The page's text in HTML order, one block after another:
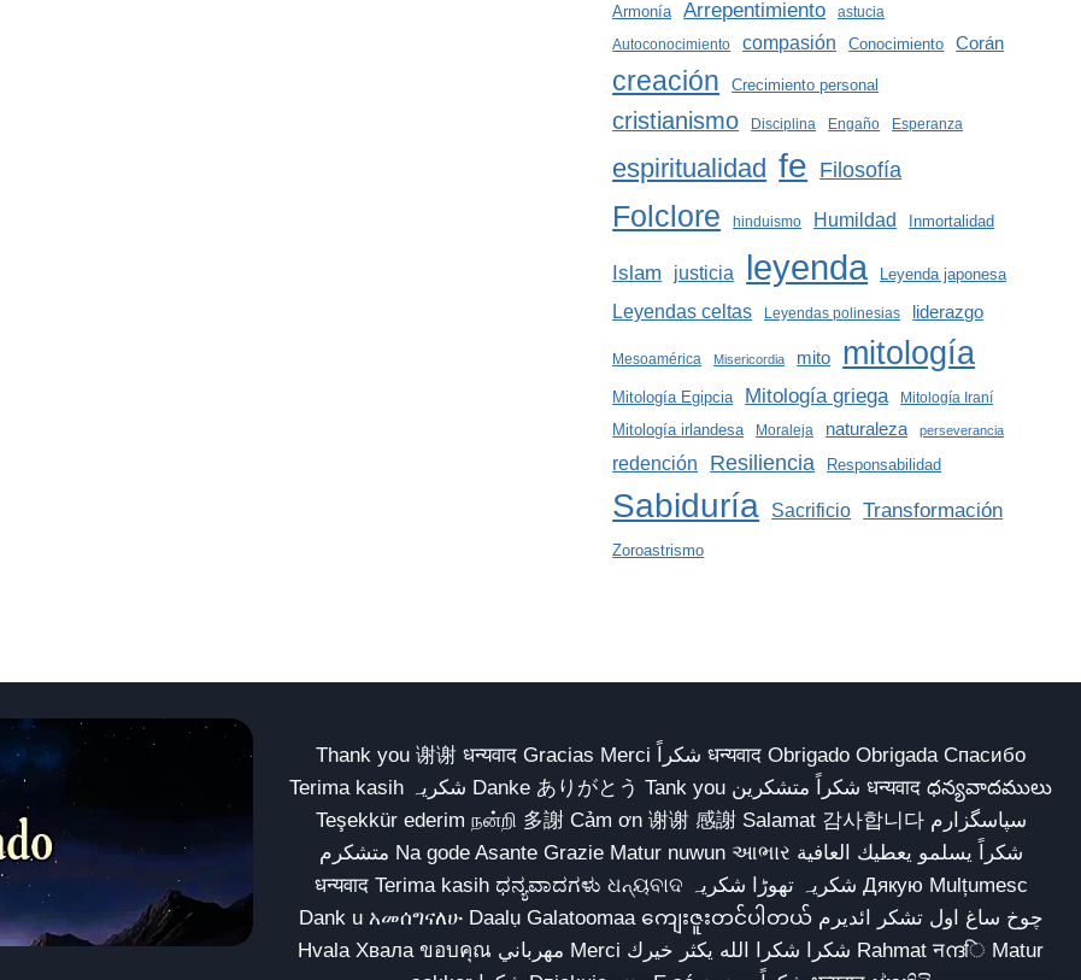
Armonía Arrepentimiento
astucia
Autoconocimiento
compasión Conocimiento Corán
creación Crecimiento personal
cristianismo Disciplina Engaño Esperanza
espiritualidad fe Filosofía
Folclore hinduismo Humildad Inmortalidad
Islam justicia leyenda Leyenda japonesa
Leyendas celtas Leyendas polinesias liderazgo
Mesoamérica Misericordia mito mitología
Mitología Egipcia Mitología griega Mitología Iraní
Mitología irlandesa Moraleja naturaleza perseverancia
redención Resiliencia Responsabilidad
Sabiduría Sacrificio Transformación
Zoroastrismo
Thank you 谢谢 धन्यवाद Gracias Merci شكراً धन्यवाद Obrigado Obrigada Спасибо
Terima kasih شکریہ Danke ありがとう Tank you شكراً متشكرين धन्यवाद ధన్యవాదములు
Teşekkür ederim நன்றி 多謝 Cảm ơn 谢谢 感謝 Salamat 감사합니다 سپاسگزارم
متشکرم Na gode Asante Grazie Matur nuwun આભાર شكراً يسلمو يعطيك العافية
धन्यवाद Terima kasih ಧನ್ಯವಾದಗಳು ଧନ୍ୟବାଦ شکریہ تھوڑا شکریہ Дякую Mulțumesc
Dank u አመሰግናለሁ Daalụ Galatoomaa ကျေးဇူးတင်ပါတယ် چوخ ساغ اول تشکر ائدیرم
Hvala Хвала ขอบคุณ مهرباني Merci شكرا شكرا الله يكثر خيرك Rahmat नന്ദि Matur